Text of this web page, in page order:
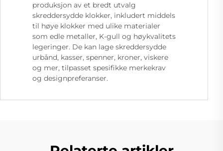
produksjon av et bredt utvalg
skreddersydde klokker, inkludert middels
til høye klokker med ulike materialer
som edle metaller, K-gull og høykvalitets
legeringer. De kan lage skreddersydde
urbånd, kasser, spenner, kroner, viskere
og mer, tilpasset spesifikke merkekrav
og designpreferanser.